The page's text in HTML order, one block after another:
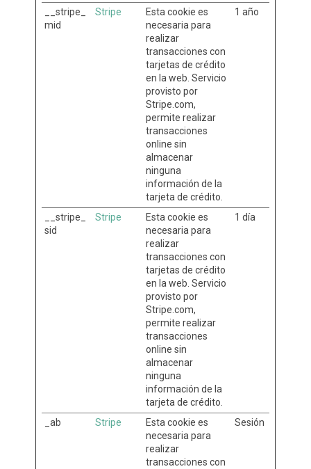
__stripe_
mid
Stripe
Esta cookie es
necesaria para
realizar
transacciones con
tarjetas de crédito
en la web. Servicio
provisto por
Stripe.com,
permite realizar
transacciones
online sin
almacenar
ninguna
información de la
tarjeta de crédito.
1 año
__stripe_
sid
Stripe
Esta cookie es
necesaria para
realizar
transacciones con
tarjetas de crédito
en la web. Servicio
provisto por
Stripe.com,
permite realizar
transacciones
online sin
almacenar
ninguna
información de la
tarjeta de crédito.
1 día
_ab Stripe
Esta cookie es
necesaria para
realizar
transacciones con
Sesión